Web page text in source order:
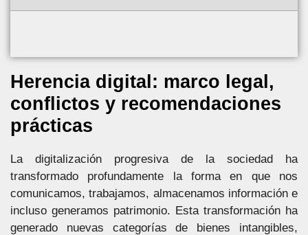
Herencia digital: marco legal,
conflictos y recomendaciones
prácticas
La digitalización progresiva de la sociedad ha
transformado profundamente la forma en que nos
comunicamos, trabajamos, almacenamos información e
incluso generamos patrimonio. Esta transformación ha
generado nuevas categorías de bienes intangibles,